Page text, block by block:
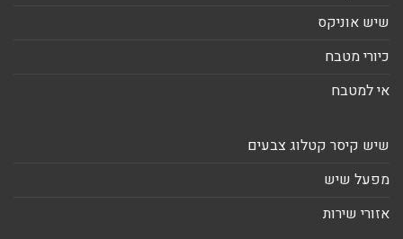
שיש אוניקס
כיורי מטבח
אי למטבח
שיש קיסר קטלוג צבעים
מפעל שיש
אזורי שירות